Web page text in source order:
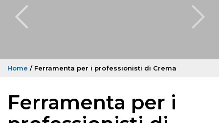
Home / Ferramenta per i professionisti di Crema
Ferramenta per i